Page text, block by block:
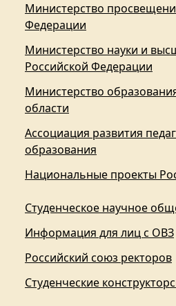
Министерство
Федерации
Министерство науки и
Российской Федерации
Министерство
области
Ассоциация развития
образования
Национальные проекты
Студенческое научное
Информация для лиц с ОВЗ
Российский союз ректоров
Студенческие